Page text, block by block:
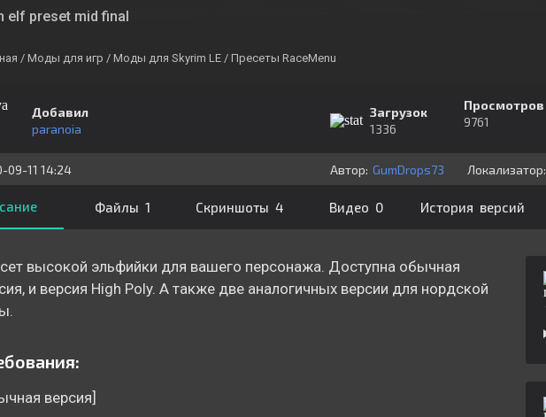
elf preset mid final
/ Моды для игр / Моды для Skyrim LE / Пресеты RaceMenu
Добавил
paranoia
Загрузок
1336
Просмотров
9761
09-11 14:24 Автор: GumDrops73 Локализатор:
Файлы 1 Скриншоты 4 Видео 0 История версий
высокой эльфийки для вашего персонажа. Доступна обычная
и версия High Poly. А также две аналогичных версии для нордской
версия]